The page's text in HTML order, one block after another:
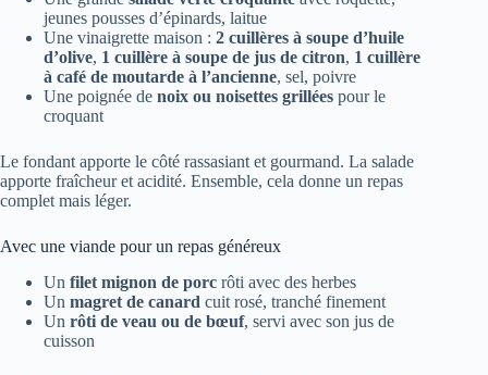
jeunes pousses d’épinards, laitue
Une vinaigrette maison : 2 cuillères à soupe d’huile
d’olive, 1 cuillère à soupe de jus de citron, 1 cuillère
à café de moutarde à l’ancienne, sel, poivre
Une poignée de noix ou noisettes grillées pour le
croquant
Le fondant apporte le côté rassasiant et gourmand. La salade
apporte fraîcheur et acidité. Ensemble, cela donne un repas
complet mais léger.
Avec une viande pour un repas généreux
Un filet mignon de porc rôti avec des herbes
Un magret de canard cuit rosé, tranché finement
Un rôti de veau ou de bœuf, servi avec son jus de
cuisson